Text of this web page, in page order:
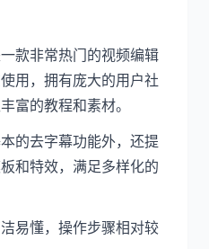
款非常热门的视频编辑
用，拥有庞大的用户社
富的教程和素材。
的去字幕功能外，还提
和特效，满足多样化的
易懂，操作步骤相对较